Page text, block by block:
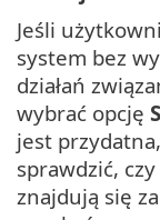
Jeśli
system bez
działań
wybrać opcję
jest
sprawdzić,
znajdują się